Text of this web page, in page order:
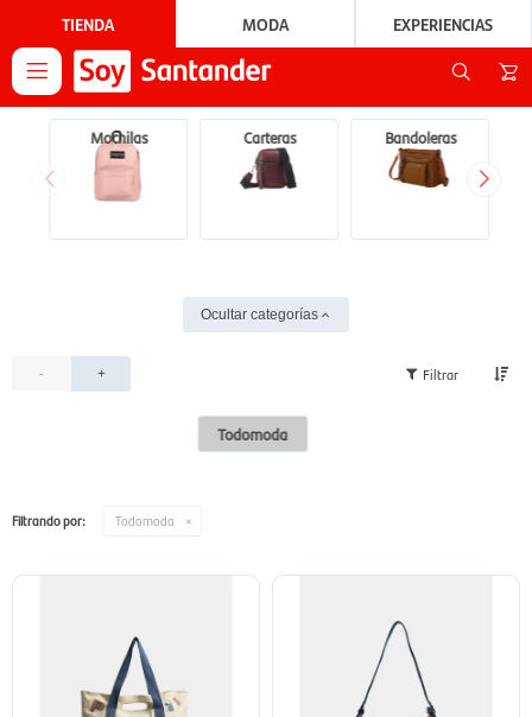
TIENDA MODA EXPERIENCIAS

Mochilas Carteras Bandoleras
Ocultar categorías
- +
Todomoda
Filtrando por: Todomoda